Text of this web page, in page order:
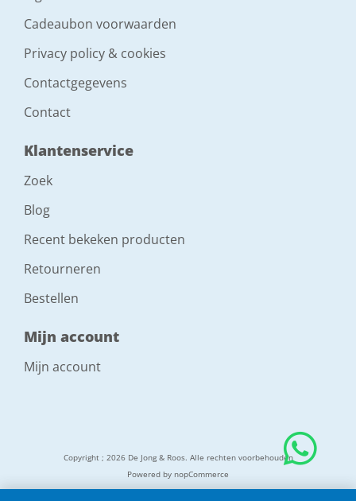
Cadeaubon voorwaarden
Privacy policy & cookies
Contactgegevens
Contact
Klantenservice
Zoek
Blog
Recent bekeken producten
Retourneren
Bestellen
Mijn account
Mijn account
Copyright ; 2026 De Jong & Roos. Alle rechten voorbehouden
Powered by nopCommerce